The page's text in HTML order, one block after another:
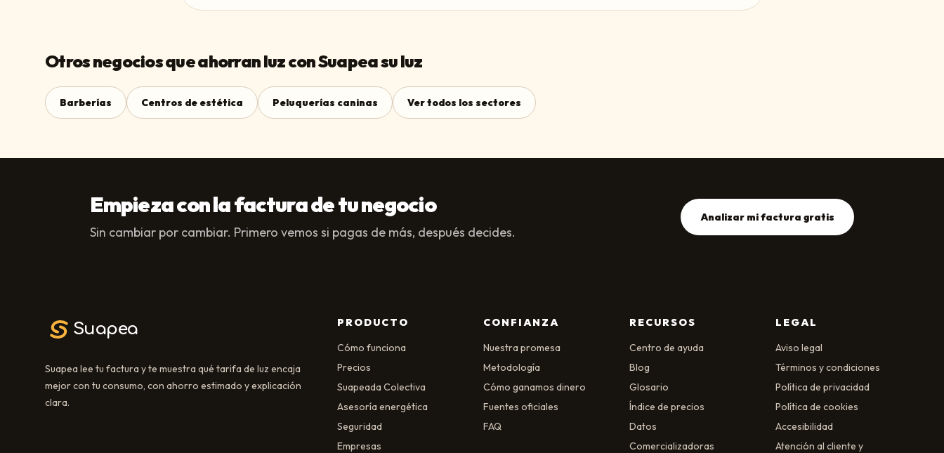
Otros negocios que ahorran luz con Suapea su luz
Barberías Centros de estética Peluquerías caninas Ver todos los sectores
Empieza con la factura de tu negocio
Sin cambiar por cambiar. Primero vemos si pagas de más, después decides.
Analizar mi factura gratis
Suapea
Suapea lee tu factura y te muestra qué tarifa de luz encaja
mejor con tu consumo, con ahorro estimado y explicación
clara.
PRODUCTO
Cómo funciona
Precios
Suapeada Colectiva
Asesoría energética
Seguridad
Empresas
CONFIANZA
Nuestra promesa
Metodología
Cómo ganamos dinero
Fuentes oficiales
FAQ
RECURSOS
Centro de ayuda
Blog
Glosario
Índice de precios
Datos
Comercializadoras
LEGAL
Aviso legal
Términos y condiciones
Política de privacidad
Política de cookies
Accesibilidad
Atención al cliente y